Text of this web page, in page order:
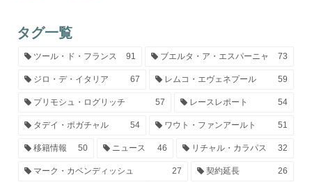
タグ一覧
ツール・ド・フランス 91 ブエルタ・ア・エスパーニャ 73
ジロ・デ・イタリア 67 レムコ・エヴェネプール 59
プリモシュ・ログリッチ 57 レースレポート 54
タデイ・ポガチャル 54 ワウト・ファンアールト 51
移籍情報 50 ニュース 46 リチャル・カラパス 32
マーク・カベンディッシュ 27 契約延長 26